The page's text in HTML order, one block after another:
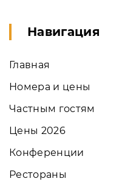
Навигация
Главная
Номера и цены
Частным гостям
Цены 2026
Конференции
Рестораны